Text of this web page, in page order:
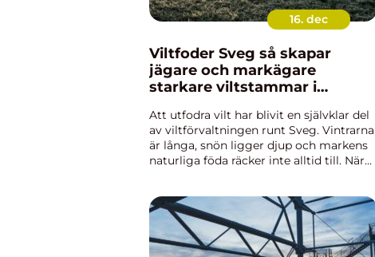
16. dec
Viltfoder Sveg så skapar
jägare och markägare
starkare viltstammar i
Att utfodra vilt har blivit en självklar del
av viltförvaltningen runt Sveg. Vintrarna
är långa, snön ligger djup och markens
naturliga föda räcker inte alltid till. När